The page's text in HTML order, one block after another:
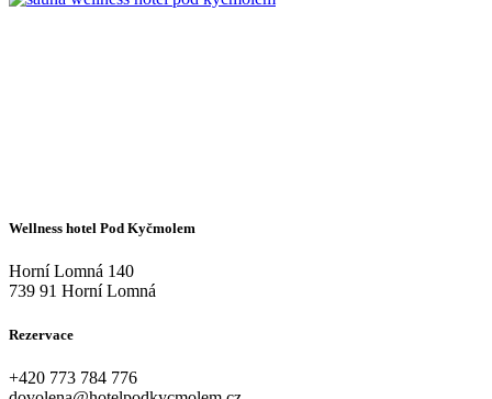
Wellness hotel Pod Kyčmolem
Horní Lomná 140
739 91 Horní Lomná
Rezervace
+420 773 784 776